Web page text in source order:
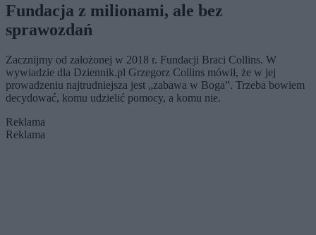
Fundacja z milionami, ale bez
sprawozdań
Zacznijmy od założonej w 2018 r. Fundacji Braci Collins. W
wywiadzie dla Dziennik.pl Grzegorz Collins mówił, że w jej
prowadzeniu najtrudniejsza jest „zabawa w Boga”. Trzeba bowiem
decydować, komu udzielić pomocy, a komu nie.
Reklama
Reklama